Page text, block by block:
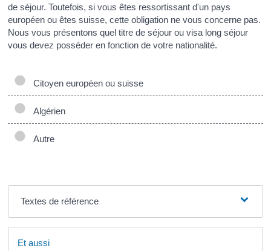
de séjour. Toutefois, si vous êtes ressortissant d'un pays
européen ou êtes suisse, cette obligation ne vous concerne pas.
Nous vous présentons quel titre de séjour ou visa long séjour
vous devez posséder en fonction de votre nationalité.
Citoyen européen ou suisse
Algérien
Autre
Textes de référence
Et aussi